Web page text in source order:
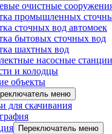
очистные
промышленных
сточных вод автомоек
бытовых сточных вод
шахтных вод
насосные
и колодцы
объекты
меню
для скачивания
Переключатель меню